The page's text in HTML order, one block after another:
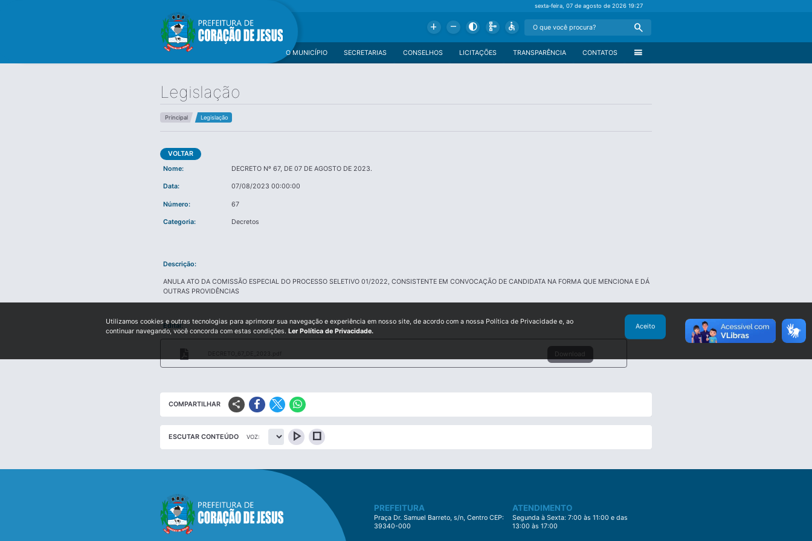
sexta-feira, 07 de agosto de 202619:27
Add Remove Contrast Schema Accessible Search
menu
CONTATOS
TRANSPARÊNCIA
LICITAÇÕES
CONSELHOS
SECRETARIAS
O MUNICÍPIO
Legislação
Principal Legislação
VOLTAR
Nome:
DECRETO Nº 67, DE 07 DE AGOSTO DE 2023.
Data: 07/08/2023 00:00:00
Número: 67
Categoria: Decretos
Descrição:
ANULA ATO DA COMISSÃO ESPECIAL DO PROCESSO SELETIVO 01/2022, CONSISTENTE EM CONVOCAÇÃO DE CANDIDATA NA FORMA QUE MENCIONA E DÁ
OUTRAS PROVIDÊNCIAS
Edital:
DECRETO_67_DE_2023.pdf Download
COMPARTILHAR share
ESCUTAR CONTEÚDO VOZ: play_arrow stop
PREFEITURA
Praça Dr. Samuel Barreto, s/n, Centro CEP:
39340-000
ATENDIMENTO
Segunda à Sexta: 7:00 às 11:00 e das
13:00 às 17:00
Utilizamos cookies e outras tecnologias para aprimorar sua navegação e experiência em nosso site, de acordo com a nossa Política de Privacidade e, ao
continuar navegando, você concorda com estas condições. Ler Política de Privacidade.
Aceito